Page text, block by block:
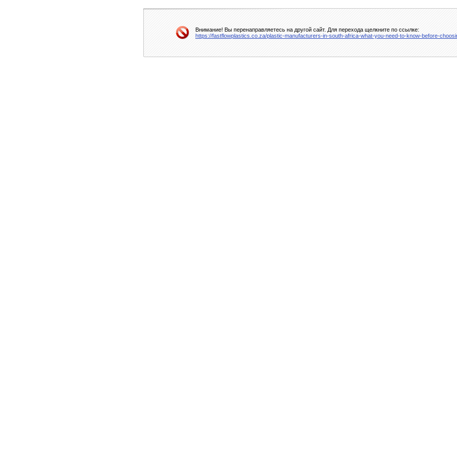
Внимание! Вы перенаправляетесь на другой сайт. Для перехода щелкните по ссылке:
https://fastflowplastics.co.za/plastic-manufacturers-in-south-africa-what-you-need-to-know-before-